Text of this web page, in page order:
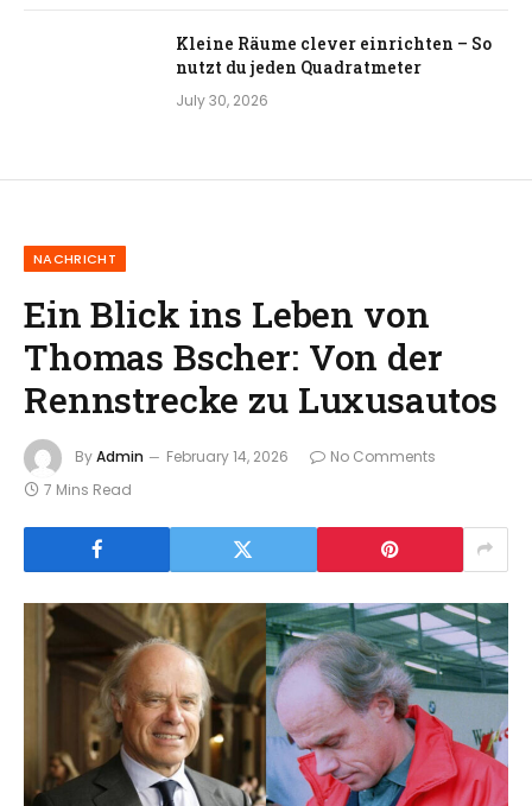
Kleine Räume clever einrichten – So
nutzt du jeden Quadratmeter
July 30, 2026
NACHRICHT
Ein Blick ins Leben von
Thomas Bscher: Von der
Rennstrecke zu Luxusautos
ByAdmin February 14, 2026
No Comments
7 Mins Read